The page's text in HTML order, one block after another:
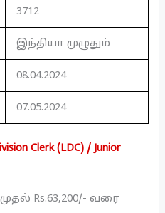
3712
இந்தியா முழுதும்
08.04.2024
07.05.2024
Clerk (LDC) / Junior
முதல் Rs.63,200/- வரை